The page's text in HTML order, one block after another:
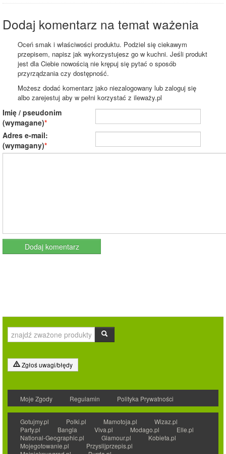
Dodaj komentarz na temat ważenia
Oceń smak i właściwości produktu. Podziel się ciekawym
przepisem, napisz jak wykorzystujesz go w kuchni. Jeśli produkt
jest dla Ciebie nowością nie krępuj się pytać o sposób
przyrządzania czy dostępność.
Możesz dodać komentarz jako niezalogowany lub zaloguj się
albo zarejestuj aby w pełni korzystać z ileważy.pl
Imię / pseudonim
(wymagane)
Adres e-mail:
(wymagany)
Zgłoś uwagi/błędy
Moje Zgody Regulamin Polityka Prywatności
Gotujmy.pl Polki.pl Mamotoja.pl
Wizaz.pl
Party.pl
Bangla Viva.pl Modago.pl
Elle.pl
National-Geographic.pl
Glamour.pl
Kobieta.pl
Mojegotowanie.pl
Przyslijprzepis.pl